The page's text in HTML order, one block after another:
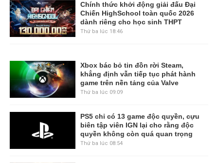
Chính thức khởi động giải đấu Đại
Chiến HighSchool toàn quốc 2026
dành riêng cho học sinh THPT
Thứ ba lúc 18:46
Xbox bác bỏ tin đồn rời Steam,
khẳng định vẫn tiếp tục phát hành
game trên nền tảng của Valve
Thứ ba lúc 09:09
PS5 chỉ có 13 game độc quyền, cựu
biên tập viên IGN lại cho rằng độc
quyền không còn quá quan trọng
Thứ ba lúc 08:54